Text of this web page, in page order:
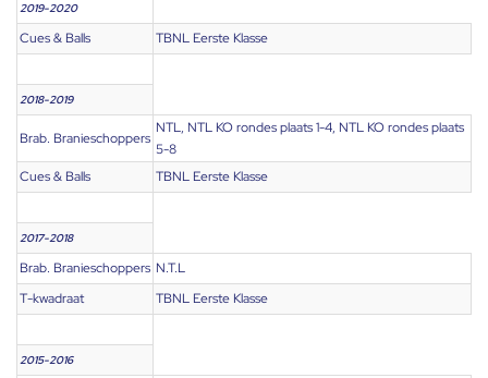
2019-2020
Cues & Balls TBNL Eerste Klasse
2018-2019
Brab. Branieschoppers
NTL, NTL KO rondes plaats 1-4, NTL KO rondes plaats
5-8
Cues & Balls
TBNL Eerste Klasse
2017-2018
Brab. Branieschoppers N.T.L
T-kwadraat
TBNL Eerste Klasse
2015-2016